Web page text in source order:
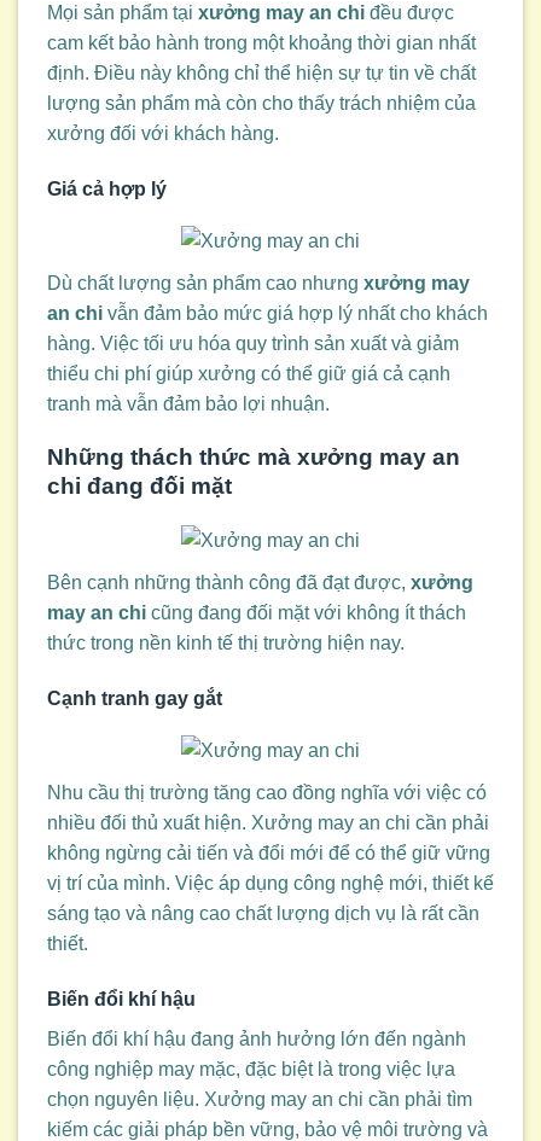
Mọi sản phẩm tại xưởng may an chi đều được
cam kết bảo hành trong một khoảng thời gian nhất
định. Điều này không chỉ thể hiện sự tự tin về chất
lượng sản phẩm mà còn cho thấy trách nhiệm của
xưởng đối với khách hàng.
Giá cả hợp lý
Dù chất lượng sản phẩm cao nhưng xưởng may
an chi vẫn đảm bảo mức giá hợp lý nhất cho khách
hàng. Việc tối ưu hóa quy trình sản xuất và giảm
thiểu chi phí giúp xưởng có thể giữ giá cả cạnh
tranh mà vẫn đảm bảo lợi nhuận.
Những thách thức mà xưởng may an
chi đang đối mặt
Bên cạnh những thành công đã đạt được, xưởng
may an chi cũng đang đối mặt với không ít thách
thức trong nền kinh tế thị trường hiện nay.
Cạnh tranh gay gắt
Nhu cầu thị trường tăng cao đồng nghĩa với việc có
nhiều đối thủ xuất hiện. Xưởng may an chi cần phải
không ngừng cải tiến và đổi mới để có thể giữ vững
vị trí của mình. Việc áp dụng công nghệ mới, thiết kế
sáng tạo và nâng cao chất lượng dịch vụ là rất cần
thiết.
Biến đổi khí hậu
Biến đổi khí hậu đang ảnh hưởng lớn đến ngành
công nghiệp may mặc, đặc biệt là trong việc lựa
chọn nguyên liệu. Xưởng may an chi cần phải tìm
kiếm các giải pháp bền vững, bảo vệ môi trường và